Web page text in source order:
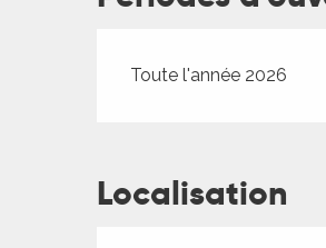
Toute l'année 2026
Localisation